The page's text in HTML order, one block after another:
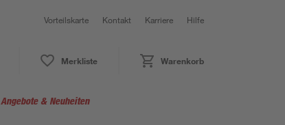
Vorteilskarte Kontakt Karriere Hilfe
Merkliste Warenkorb
Angebote & Neuheiten